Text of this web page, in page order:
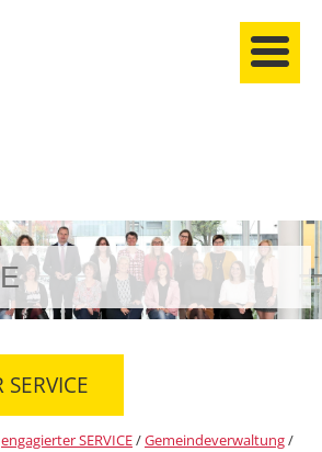
anmelden
engagierter SERVICE/Gemeindeverwaltung/